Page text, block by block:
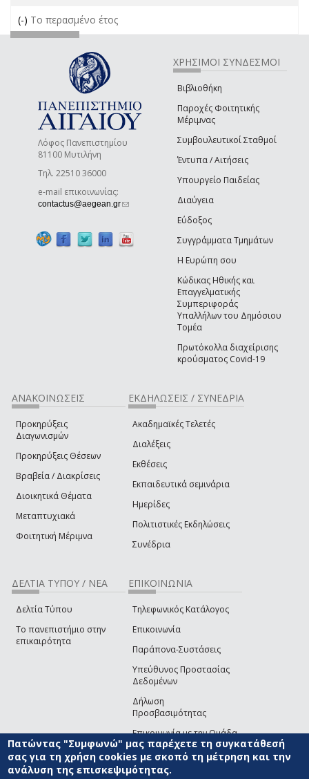
(-) Remove Το περασμένο έτος filter
Το περασμένο έτος
Λόφος Πανεπιστημίου
81100 Μυτιλήνη
Τηλ. 22510 36000
e-mail επικοινωνίας:
contactus@aegean.gr(link sends e-mail)
ΧΡΗΣΙΜΟΙ ΣΥΝΔΕΣΜΟΙ
Βιβλιοθήκη
Παροχές Φοιτητικής
Μέριμνας
Συμβουλευτικοί Σταθμοί
Έντυπα / Αιτήσεις
Υπουργείο Παιδείας
Διαύγεια
Εύδοξος
Συγγράμματα Τμημάτων
Η Ευρώπη σου
Κώδικας Ηθικής και
Επαγγελματικής
Συμπεριφοράς
Υπαλλήλων του Δημόσιου
Τομέα
Πρωτόκολλα διαχείρισης
κρούσματος Covid-19
ΑΝΑΚΟΙΝΩΣΕΙΣ
Προκηρύξεις
Διαγωνισμών
Προκηρύξεις Θέσεων
Βραβεία / Διακρίσεις
Διοικητικά Θέματα
Μεταπτυχιακά
Φοιτητική Μέριμνα
ΕΚΔΗΛΩΣΕΙΣ / ΣΥΝΕΔΡΙΑ
Ακαδημαϊκές Τελετές
Διαλέξεις
Εκθέσεις
Εκπαιδευτικά σεμινάρια
Ημερίδες
Πολιτιστικές Εκδηλώσεις
Συνέδρια
ΔΕΛΤΙΑ ΤΥΠΟΥ / ΝΕΑ
Δελτία Τύπου
Το πανεπιστήμιο στην
επικαιρότητα
ΕΠΙΚΟΙΝΩΝΙΑ
Τηλεφωνικός Κατάλογος
Επικοινωνία
Παράπονα-Συστάσεις
Υπεύθυνος Προστασίας
Δεδομένων
Δήλωση
Προσβασιμότητας
Επικοινωνία με την Ομάδα
Ανάπτυξης του site(link sends e-mail)
© ΠΑΝΕΠΙΣΤΗΜΙΟ ΑΙΓΑΙΟΥ ΟΡΟΙ ΧΡΗΣΗΣ
Πατώντας "Συμφωνώ" μας παρέχετε τη συγκατάθεσή
σας για τη χρήση cookies με σκοπό τη μέτρηση και την
ανάλυση της επισκεψιμότητας.